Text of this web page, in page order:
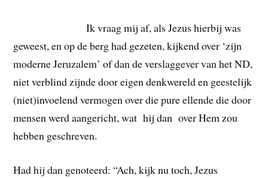
Ik vraag mij af, als Jezus hierbij was
geweest, en op de berg had gezeten, kijkend over ‘zijn
moderne Jeruzalem’ of dan de verslaggever van het ND,
niet verblind zijnde door eigen denkwereld en geestelijk
(niet)invoelend vermogen over die pure ellende die door
mensen werd aangericht, wat hij dan over Hem zou
hebben geschreven.
Had hij dan genoteerd: “Ach, kijk nu toch, Jezus